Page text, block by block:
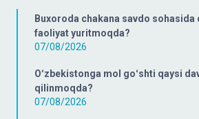
Buxoroda chakana savdo sohasida
faoliyat yuritmoqda?
07/08/2026
Oʻzbekistonga mol goʻshti qaysi
qilinmoqda?
07/08/2026